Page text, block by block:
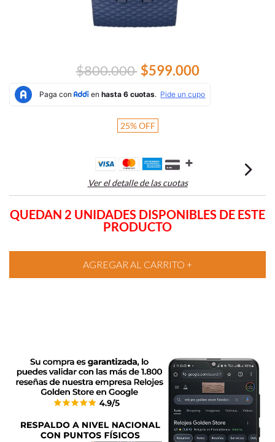
$800.000 $599.000
25%OFF
Ver el detalle de las cuotas
QUEDAN 2 UNIDADES DISPONIBLES DE ESTE
PRODUCTO